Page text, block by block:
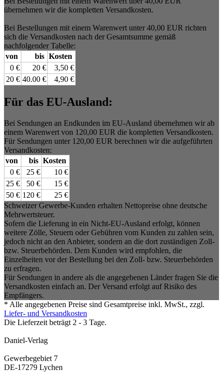
übernehmen wir die kompletten Versandkosten.
Bei Bestellungen mit einem Warenwert unter 40,00 EUR richten
sich die Versandkosten nach der Gesamtsumme gemäß
nachfolgender Tabelle:
von
bis Kosten
0 €
20 €
3,50 €
20 € 40.00 € 4,90 €
Für das EU-Ausland:
Bei Sendungen an Endkunden im EU-Ausland übernehmen wir ab
einem Warenwert von 120,00 EUR die kompletten Versandkosten.
Für Sendungen unter 120,00 EUR berechnen wir die aufgeführten
Versandkosten:
von
bis Kosten
0 €
25 €
10 €
25 €
50 €
15 €
50 € 120 €
25 €
Schweizer Gewerbe-Kunden erhalten Nettopreise ohne deutsche
Mehrwertsteuer.
Sofern die Lieferung in ein Nicht-EU-Ausland erfolgt, können
weitere Zölle, Steuern oder Gebühren vom Kunden zu zahlen sein,
jedoch nicht an den Anbieter, sondern an die dort zuständigen Zoll-
bzw. Steuerbehörden. Dem Kunden wird empfohlen, die
Einzelheiten vor der Bestellung bei den Zoll- bzw. Steuerbehörden
zu erfragen.
Für Sendungen in andere als die angegebenen Länder fragen Sie die
Versandkosten einfach an. Der Versand erfolgt auf Risiko des
Empfängers.
* Alle angegebenen Preise sind Gesamtpreise inkl. MwSt., zzgl.
Liefer- und Versandkosten
Die Lieferzeit beträgt 2 - 3 Tage.
Daniel-Verlag
Gewerbegebiet 7
DE-17279 Lychen